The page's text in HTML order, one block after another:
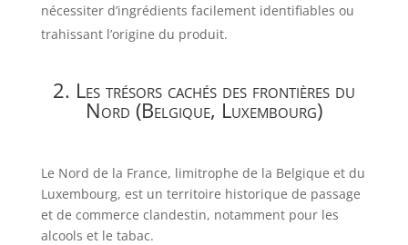
nécessiter d’ingrédients facilement identifiables ou
trahissant l’origine du produit.
2. Les trésors cachés des frontières du
Nord (Belgique, Luxembourg)
Le Nord de la France, limitrophe de la Belgique et du
Luxembourg, est un territoire historique de passage
et de commerce clandestin, notamment pour les
alcools et le tabac.